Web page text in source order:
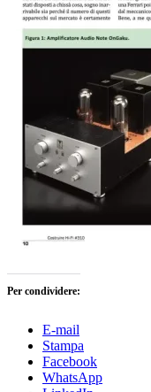
Per condividere:
E-mail
Stampa
Facebook
WhatsApp